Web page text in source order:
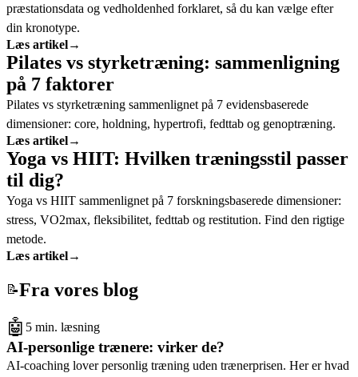
præstationsdata og vedholdenhed forklaret, så du kan vælge efter
din kronotype.
Læs artikel→
Pilates vs styrketræning: sammenligning
på 7 faktorer
Pilates vs styrketræning sammenlignet på 7 evidensbaserede
dimensioner: core, holdning, hypertrofi, fedttab og genoptræning.
Læs artikel→
Yoga vs HIIT: Hvilken træningsstil passer
til dig?
Yoga vs HIIT sammenlignet på 7 forskningsbaserede dimensioner:
stress, VO2max, fleksibilitet, fedttab og restitution. Find den rigtige
metode.
Læs artikel→
📝Fra vores blog
🤖 5 min. læsning
AI-personlige trænere: virker de?
AI-coaching lover personlig træning uden trænerprisen. Her er hvad